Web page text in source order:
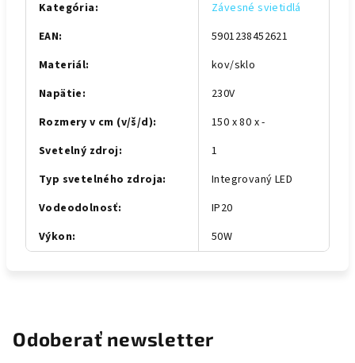
Kategória:
Závesné svietidlá
EAN:
5901238452621
Materiál:
kov/sklo
Napätie:
230V
Rozmery v cm (v/š/d):
150 x 80 x -
Svetelný zdroj:
1
Typ svetelného zdroja:
Integrovaný LED
Vodeodolnosť:
IP20
Výkon: 50W
Odoberať newsletter